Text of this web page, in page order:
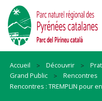
Accueil Découvrir
Grand Public
Rencontres
Rencontres : TREMPLIN pour